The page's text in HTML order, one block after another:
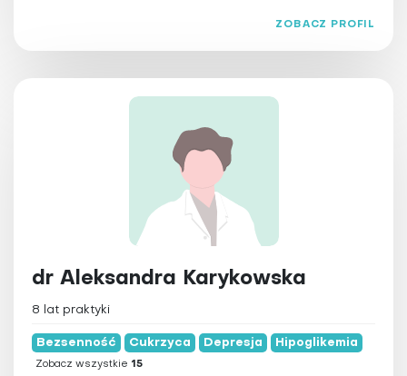
ZOBACZ PROFIL
dr Aleksandra Karykowska
8 lat praktyki
Bezsenność Cukrzyca Depresja Hipoglikemia
Zobacz wszystkie 15